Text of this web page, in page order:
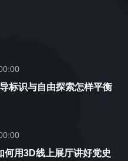
标识与自由探索怎样平衡
何用3D线上展厅讲好党史